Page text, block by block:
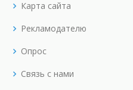
Карта сайта
Рекламодателю
Опрос
Связь с нами